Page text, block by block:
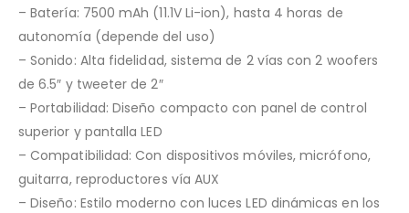
– Batería: 7500 mAh (11.1V Li-ion), hasta 4 horas de
autonomía (depende del uso)
– Sonido: Alta fidelidad, sistema de 2 vías con 2 woofers
de 6.5″ y tweeter de 2″
– Portabilidad: Diseño compacto con panel de control
superior y pantalla LED
– Compatibilidad: Con dispositivos móviles, micrófono,
guitarra, reproductores vía AUX
– Diseño: Estilo moderno con luces LED dinámicas en los